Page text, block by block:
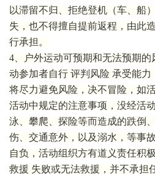
以滞留不归、拒绝登机（车、船
失，也不得擅自提前返程，由此
行承担。
4、户外运动可预期和无法预期
动参加者自行 评判风险 承受能
将尽力避免风险，决不冒险，如
活动中规定的注意事项，没经活
泳、攀爬、探险等而造成的跌倒
伤、交通意外，以及溺水，等事
自负，活动组织方有道义责任积
救援 失败或无法救援，并不承担